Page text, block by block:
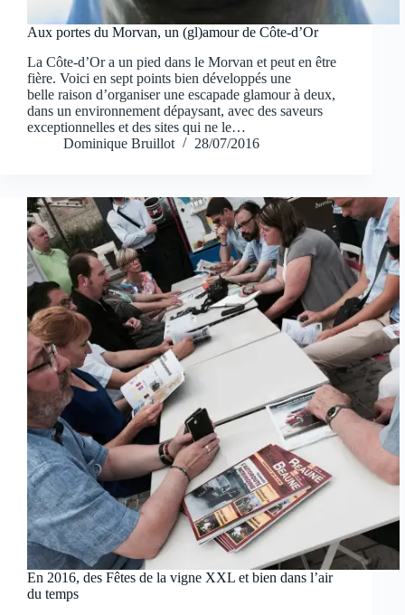
Aux portes du Morvan, un (gl)amour de Côte-d’Or
La Côte-d’Or a un pied dans le Morvan et peut en être
fière. Voici en sept points bien développés une
belle raison d’organiser une escapade glamour à deux,
dans un environnement dépaysant, avec des saveurs
exceptionnelles et des sites qui ne le…
Dominique Bruillot
28/07/2016
En 2016, des Fêtes de la vigne XXL et bien dans l’air
du temps